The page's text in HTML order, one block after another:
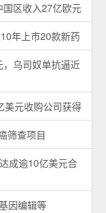
区收入27亿欧元
年上市20款新药
乌司奴单抗逼近
美元收购公司获得
筛查项目
成逾10亿美元合
因编辑等